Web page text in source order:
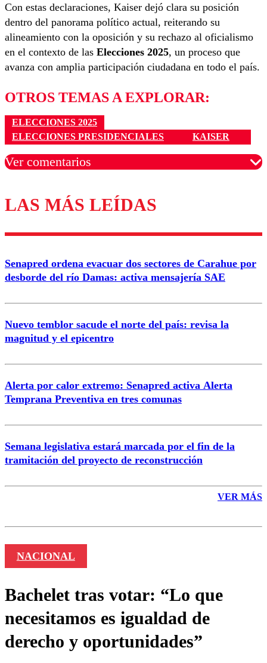
Con estas declaraciones, Kaiser dejó clara su posición
dentro del panorama político actual, reiterando su
alineamiento con la oposición y su rechazo al oficialismo
en el contexto de las Elecciones 2025, un proceso que
avanza con amplia participación ciudadana en todo el país.
OTROS TEMAS A EXPLORAR:
ELECCIONES 2025
ELECCIONES PRESIDENCIALES
KAISER
Ver comentarios
Los comentarios son moderados para garantizar un
diálogo respetuoso.
Nombre
Correo
LAS MÁS LEÍDAS
Senapred ordena evacuar dos sectores de Carahue por
desborde del río Damas: activa mensajería SAE
Nuevo temblor sacude el norte del país: revisa la
magnitud y el epicentro
Alerta por calor extremo: Senapred activa Alerta
Temprana Preventiva en tres comunas
Semana legislativa estará marcada por el fin de la
tramitación del proyecto de reconstrucción
VER MÁS
NACIONAL
Bachelet tras votar: “Lo que
necesitamos es igualdad de
derecho y oportunidades”